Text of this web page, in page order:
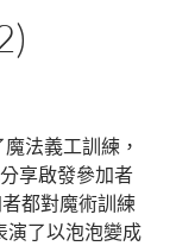
法義工訓練，
享啟發參加者
都對魔術訓練
演了以泡泡變成